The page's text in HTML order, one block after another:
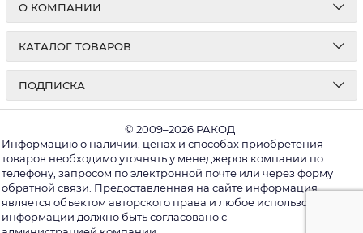
О КОМПАНИИ
КАТАЛОГ ТОВАРОВ
ПОДПИСКА
© 2009–2026 РАКОД
Информацию о наличии, ценах и способах приобретения
товаров необходимо уточнять у менеджеров компании по
телефону, запросом по электронной почте или через форму
обратной связи. Предоставленная на сайте информация
является объектом авторского права и любое использование
информации должно быть согласовано с